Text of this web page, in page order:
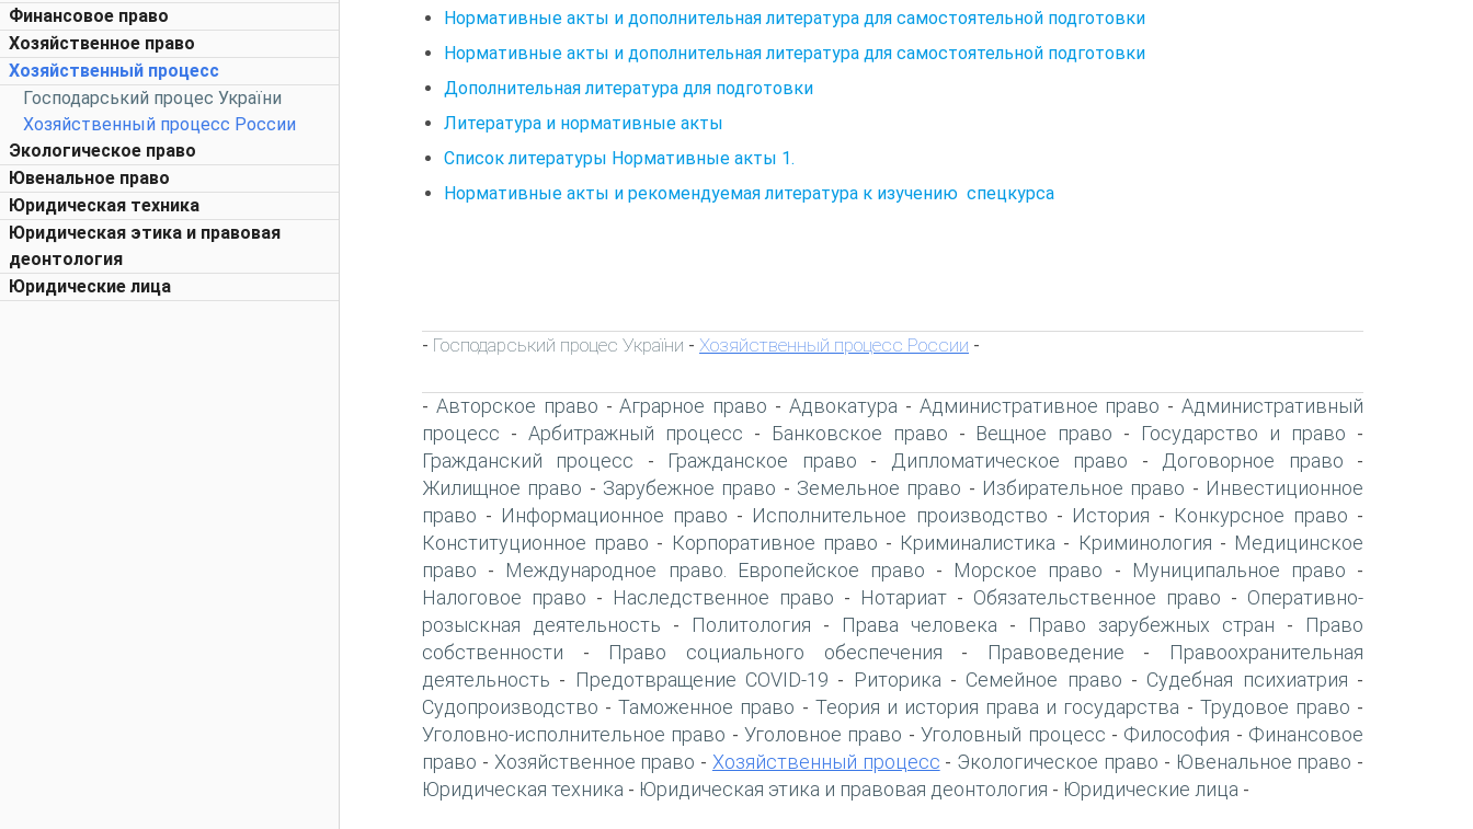
Финансовое право
Хозяйственное право
Хозяйственный процесс
Господарський процес України
Хозяйственный процесс России
Экологическое право
Ювенальное право
Юридическая техника
Юридическая этика и правовая
деонтология
Юридические лица
Нормативные акты и дополнительная литература для самостоятельной подготовки
Нормативные акты и дополнительная литература для самостоятельной подготовки
Дополнительная литература для подготовки
Литература и нормативные акты
Список литературы Нормативные акты 1.
Нормативные акты и рекомендуемая литература к изучению спецкурса
- Господарський процес України - Хозяйственный процесс России -
- Авторское право -Аграрное право - Адвокатура - Административное право -Административный
процесс - Арбитражный процесс - Банковское право - Вещное право - Государство и право -
Гражданский процесс - Гражданское право - Дипломатическое право - Договорное право -
Жилищное право - Зарубежное право - Земельное право - Избирательное право - Инвестиционное
право - Информационное право - Исполнительное производство - История - Конкурсное право -
Конституционное право - Корпоративное право - Криминалистика - Криминология - Медицинское
право - Международное право. Европейское право - Морское право - Муниципальное право -
Налоговое право - Наследственное право - Нотариат - Обязательственное право - Оперативно-
розыскная деятельность - Политология - Права человека - Право зарубежных стран -
Право
собственности - Право социального обеспечения - Правоведение -
Правоохранительная
деятельность - Предотвращение COVID-19 - Риторика - Семейное право - Судебная психиатрия -
Судопроизводство -Таможенное право - Теория и история права и государства - Трудовое право -
Уголовно-исполнительное право -Уголовное право -Уголовный процесс - Философия - Финансовое
право - Хозяйственное право - Хозяйственный процесс - Экологическое право - Ювенальное право -
Юридическая техника - Юридическая этика и правовая деонтология - Юридические лица -